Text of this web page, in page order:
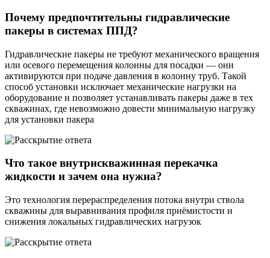
Почему предпочтительны гидравлические
пакеры в системах ППД?
Гидравлические пакеры не требуют механического вращения
или осевого перемещения колонны для посадки — они
активируются при подаче давления в колонну труб. Такой
способ установки исключает механические нагрузки на
оборудование и позволяет устанавливать пакеры даже в тех
скважинах, где невозможно довести минимальную нагрузку
для установки пакера
Что такое внутрискважинная перекачка
жидкости и зачем она нужна?
Это технология перераспределения потока внутри ствола
скважины для выравнивания профиля приёмистости и
снижения локальных гидравлических нагрузок